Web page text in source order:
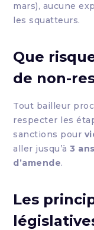
mars), aucune
les squatteurs.
Que
de non-
Tout bailleur
respecter les
sanctions pour
aller jusqu’à3
d’amende.
Les